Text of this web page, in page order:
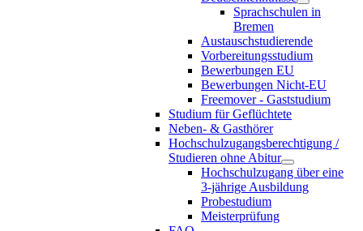
Sprachschulen in
Bremen
Austauschstudierende
Vorbereitungsstudium
Bewerbungen EU
Bewerbungen Nicht-EU
Freemover - Gaststudium
Studium für Geflüchtete
Neben- & Gasthörer
Hochschulzugangsberechtigung /
Studieren ohne Abitur
Hochschulzugang über eine
3-jährige Ausbildung
Probestudium
Meisterprüfung